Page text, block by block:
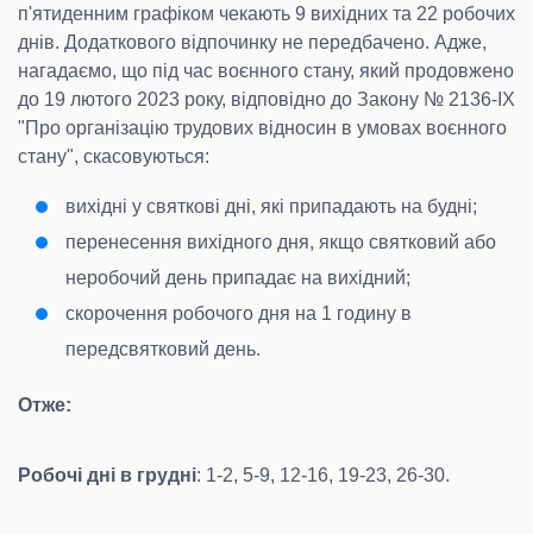
п'ятиденним графіком чекають 9 вихідних та 22 робочих
днів. Додаткового відпочинку не передбачено. Адже,
нагадаємо, що під час воєнного стану, який продовжено
до 19 лютого 2023 року, відповідно до Закону № 2136-IX
"Про організацію трудових відносин в умовах воєнного
стану", скасовуються:
вихідні у святкові дні, які припадають на будні;
перенесення вихідного дня, якщо святковий або
неробочий день припадає на вихідний;
скорочення робочого дня на 1 годину в
передсвятковий день.
Отже:
Робочі дні в грудні: 1-2, 5-9, 12-16, 19-23, 26-30.